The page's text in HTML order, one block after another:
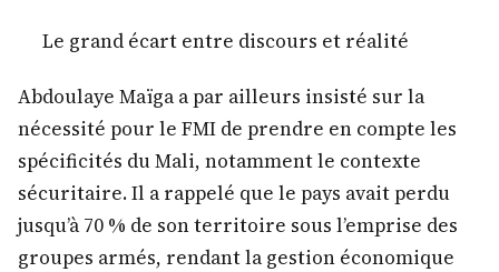
Le grand écart entre discours et réalité
Abdoulaye Maïga a par ailleurs insisté sur la
nécessité pour le FMI de prendre en compte les
spécificités du Mali, notamment le contexte
sécuritaire. Il a rappelé que le pays avait perdu
jusqu’à 70 % de son territoire sous l’emprise des
groupes armés, rendant la gestion économique